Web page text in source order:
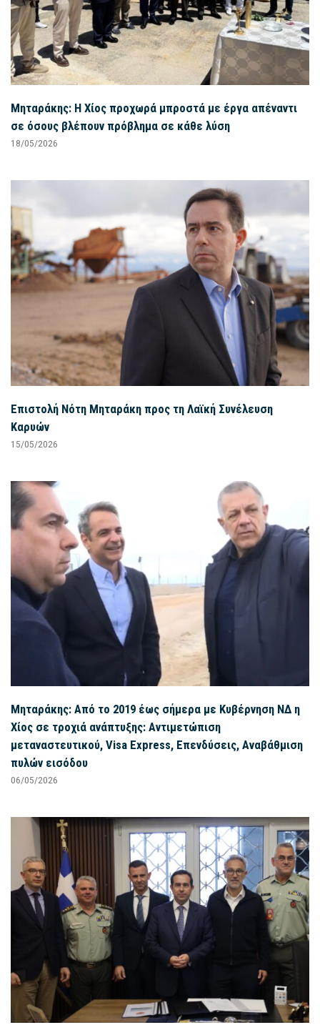
Μηταράκης: Η Χίος προχωρά μπροστά με έργα απέναντι
σε όσους βλέπουν πρόβλημα σε κάθε λύση
18/05/2026
Επιστολή Νότη Μηταράκη προς τη Λαϊκή Συνέλευση
Καρυών
15/05/2026
Μηταράκης: Από το 2019 έως σήμερα με Κυβέρνηση ΝΔ η
Χίος σε τροχιά ανάπτυξης: Αντιμετώπιση
μεταναστευτικού, Visa Express, Επενδύσεις, Αναβάθμιση
πυλών εισόδου
06/05/2026